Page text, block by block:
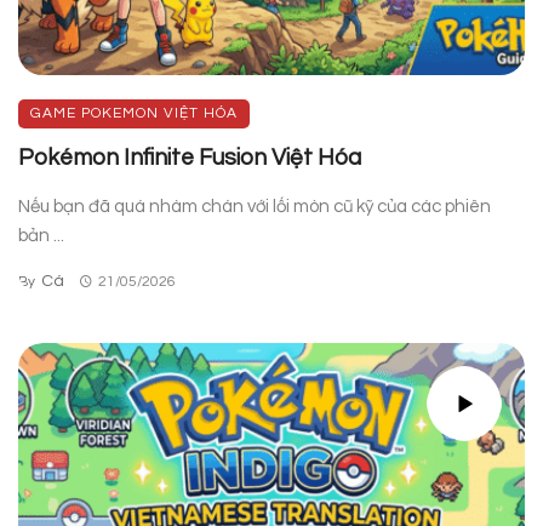
GAME POKEMON VIỆT HÓA
Pokémon Infinite Fusion Việt Hóa
Nếu bạn đã quá nhàm chán với lối mòn cũ kỹ của các phiên
bản ...
By Cá 21/05/2026